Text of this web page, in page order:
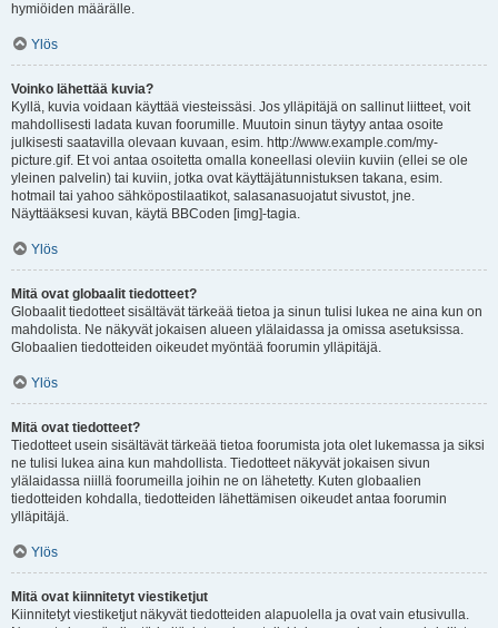
hymiöiden määrälle.
Ylös
Voinko lähettää kuvia?
Kyllä, kuvia voidaan käyttää viesteissäsi. Jos ylläpitäjä on sallinut liitteet, voit
mahdollisesti ladata kuvan foorumille. Muutoin sinun täytyy antaa osoite
julkisesti saatavilla olevaan kuvaan, esim. http://www.example.com/my-
picture.gif. Et voi antaa osoitetta omalla koneellasi oleviin kuviin (ellei se ole
yleinen palvelin) tai kuviin, jotka ovat käyttäjätunnistuksen takana, esim.
hotmail tai yahoo sähköpostilaatikot, salasanasuojatut sivustot, jne.
Näyttääksesi kuvan, käytä BBCoden [img]-tagia.
Ylös
Mitä ovat globaalit tiedotteet?
Globaalit tiedotteet sisältävät tärkeää tietoa ja sinun tulisi lukea ne aina kun on
mahdolista. Ne näkyvät jokaisen alueen ylälaidassa ja omissa asetuksissa.
Globaalien tiedotteiden oikeudet myöntää foorumin ylläpitäjä.
Ylös
Mitä ovat tiedotteet?
Tiedotteet usein sisältävät tärkeää tietoa foorumista jota olet lukemassa ja siksi
ne tulisi lukea aina kun mahdollista. Tiedotteet näkyvät jokaisen sivun
ylälaidassa niillä foorumeilla joihin ne on lähetetty. Kuten globaalien
tiedotteiden kohdalla, tiedotteiden lähettämisen oikeudet antaa foorumin
ylläpitäjä.
Ylös
Mitä ovat kiinnitetyt viestiketjut
Kiinnitetyt viestiketjut näkyvät tiedotteiden alapuolella ja ovat vain etusivulla.